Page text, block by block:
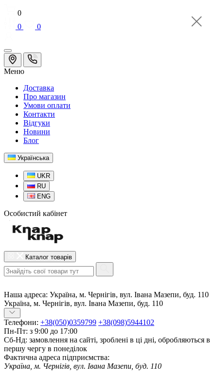
0
0
0
Меню
Доставка
Про магазин
Умови оплати
Контакти
Відгуки
Новини
Блог
Українська
UKR
RU
ENG
Особистий кабінет
Каталог товарів
Наша адреса: Україна, м. Чернігів, вул. Івана Мазепи, буд. 110
Україна, м. Чернігів, вул. Івана Мазепи, буд. 110
Телефони: +38(050)0359799 +38(098)5944102
Пн-Пт: з 9:00 до 17:00
Сб-Нд: замовлення на сайті, зроблені в ці дні, обробляються в
першу чергу в понеділок
Фактична адреса підприємства:
Україна, м. Чернігів, вул. Івана Мазепи, буд. 110